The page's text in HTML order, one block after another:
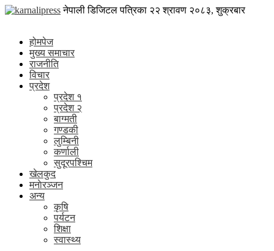
Skip
karnalipress
नेपाली डिजिटल पत्रिका २२ श्रावण २०८३, शुक्रबार
होमपेज
मुख्य समाचार
राजनीति
विचार
प्रदेश
प्रदेश १
प्रदेश २
बाग्मती
गण्डकी
लुम्बिनी
कर्णाली
सुदूरपश्चिम
खेलकुद
मनाेरञ्जन
अन्य
कृषि
पर्यटन
शिक्षा
स्वास्थ्य